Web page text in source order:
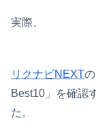
実際、
リクナビNEXT
Best10」を確認
た。